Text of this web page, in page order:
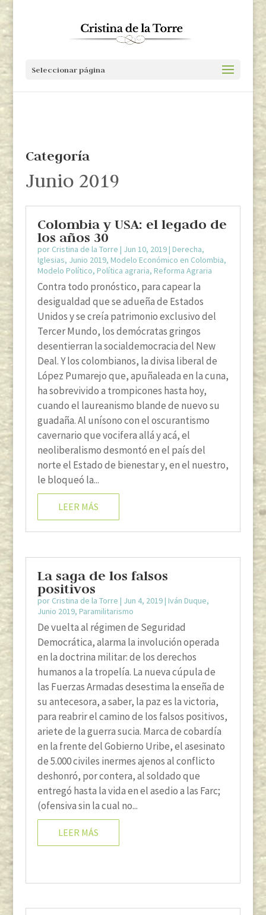
Seleccionar página
Categoría
Junio 2019
Colombia y USA: el legado de
los años 30
por Cristina de la Torre | Jun 10, 2019| Derecha,
Iglesias, Junio 2019, Modelo Económico en Colombia,
Modelo Político, Política agraria, Reforma Agraria
Contra todo pronóstico, para capear la
desigualdad que se adueña de Estados
Unidos y se creía patrimonio exclusivo del
Tercer Mundo, los demócratas gringos
desentierran la socialdemocracia del New
Deal. Y los colombianos, la divisa liberal de
López Pumarejo que, apuñaleada en la cuna,
ha sobrevivido a trompicones hasta hoy,
cuando el laureanismo blande de nuevo su
guadaña. Al unísono con el oscurantismo
cavernario que vocifera allá y acá, el
neoliberalismo desmontó en el país del
norte el Estado de bienestar y, en el nuestro,
le bloqueó la...
LEER MÁS
La saga de los falsos
positivos
por Cristina de la Torre | Jun 4, 2019| Iván Duque,
Junio 2019, Paramilitarismo
De vuelta al régimen de Seguridad
Democrática, alarma la involución operada
en la doctrina militar: de los derechos
humanos a la tropelía. La nueva cúpula de
las Fuerzas Armadas desestima la enseña de
su antecesora, a saber, la paz es la victoria,
para reabrir el camino de los falsos positivos,
ariete de la guerra sucia. Marca de cobardía
en la frente del Gobierno Uribe, el asesinato
de 5.000 civiles inermes ajenos al conflicto
deshonró, por contera, al soldado que
entregó hasta la vida en el asedio a las Farc;
(ofensiva sin la cual no...
LEER MÁS